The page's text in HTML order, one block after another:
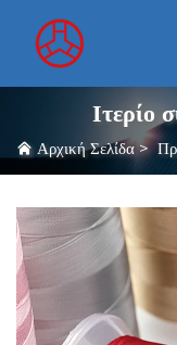
Ιτερίο
Αρχική Σελίδα>